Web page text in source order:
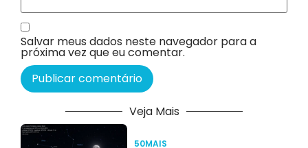
Salvar meus dados neste navegador para a
próxima vez que eu comentar.
Veja Mais
50MAIS